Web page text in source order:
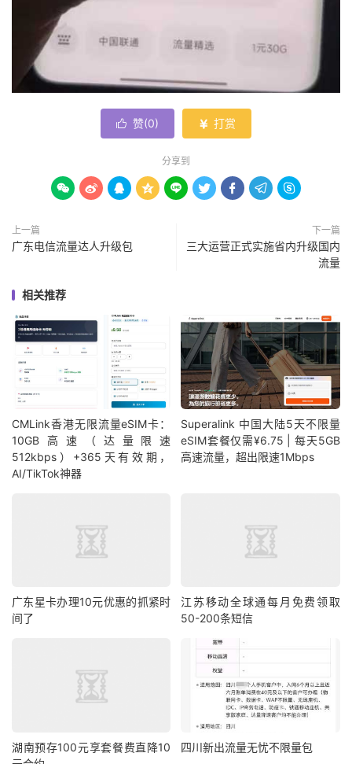
 赞(0)  打赏
分享到
        
上一篇
广东电信流量达人升级包
下一篇
三大运营正式实施省内升级国内
流量
相关推荐
CMLink香港无限流量eSIM卡：
10GB高速（达量限速
512kbps）+365天有效期，
AI/TikTok神器
Superalink 中国大陆5天不限量
eSIM套餐仅需¥6.75 | 每天5GB
高速流量，超出限速1Mbps
广东星卡办理10元优惠的抓紧时
间了
江苏移动全球通每月免费领取
50-200条短信
湖南预存100元享套餐费直降10
四川新出流量无忧不限量包